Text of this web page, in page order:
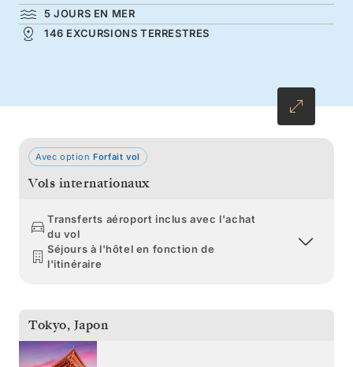
Levant par des panoramas volcaniques et les
plus belles saveurs de la gastronomie
5 JOURS EN MER
146 EXCURSIONS TERRESTRES
Avec option Forfait vol
Vols internationaux
Transferts aéroport inclus avec l'achat
du vol
Séjours à l'hôtel en fonction de
l'itinéraire
Tokyo, Japon